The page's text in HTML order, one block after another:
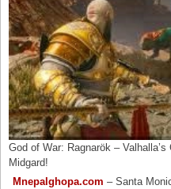
God of War: Ragnarök –
Midgard!
Mnepalghopa.com – Santa